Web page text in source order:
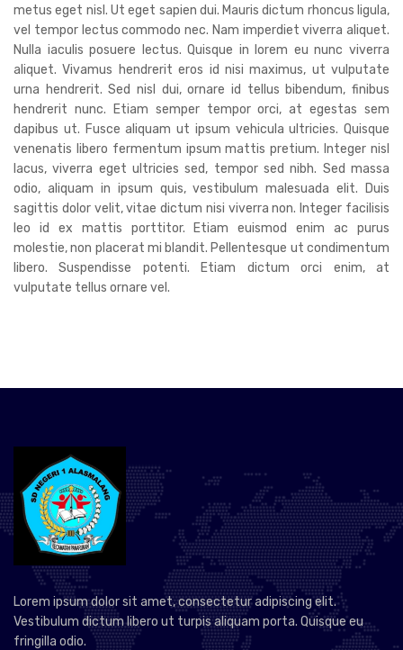
metus eget nisl. Ut eget sapien dui. Mauris dictum rhoncus ligula,
vel tempor lectus commodo nec. Nam imperdiet viverra aliquet.
Nulla iaculis posuere lectus. Quisque in lorem eu nunc viverra
aliquet. Vivamus hendrerit eros id nisi maximus, ut vulputate
urna hendrerit. Sed nisl dui, ornare id tellus bibendum, finibus
hendrerit nunc. Etiam semper tempor orci, at egestas sem
dapibus ut. Fusce aliquam ut ipsum vehicula ultricies. Quisque
venenatis libero fermentum ipsum mattis pretium. Integer nisl
lacus, viverra eget ultricies sed, tempor sed nibh. Sed massa
odio, aliquam in ipsum quis, vestibulum malesuada elit. Duis
sagittis dolor velit, vitae dictum nisi viverra non. Integer facilisis
leo id ex mattis porttitor. Etiam euismod enim ac purus
molestie, non placerat mi blandit. Pellentesque ut condimentum
libero. Suspendisse potenti. Etiam dictum orci enim, at
vulputate tellus ornare vel.
Lorem ipsum dolor sit amet, consectetur adipiscing elit.
Vestibulum dictum libero ut turpis aliquam porta. Quisque eu
fringilla odio.